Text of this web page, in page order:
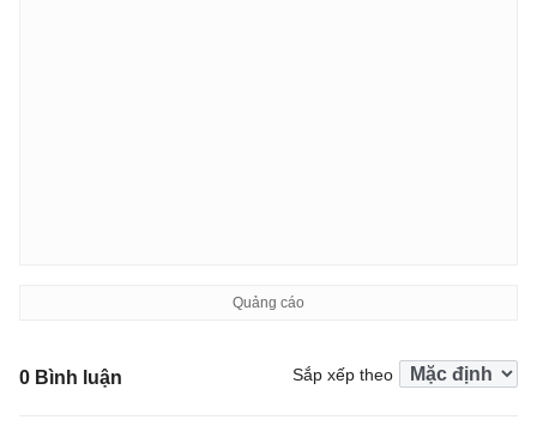
0 Bình luận Sắp xếp theo